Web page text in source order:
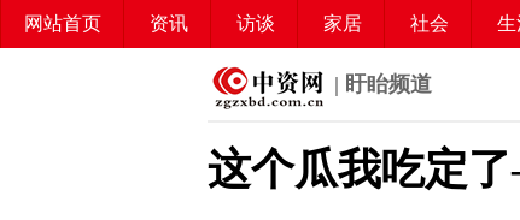
网站首页 资讯 访谈 家居 社会 生
| 盱眙频道
这个瓜我吃定